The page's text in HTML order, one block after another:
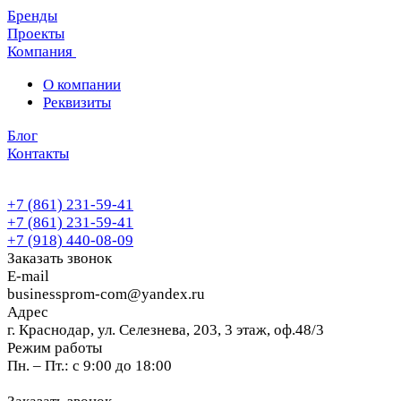
Бренды
Проекты
Компания
О компании
Реквизиты
Блог
Контакты
+7 (861) 231-59-41
+7 (861) 231-59-41
+7 (918) 440-08-09
Заказать звонок
E-mail
businessprom-com@yandex.ru
Адрес
г. Краснодар, ул. Селезнева, 203, 3 этаж, оф.48/3
Режим работы
Пн. – Пт.: с 9:00 до 18:00